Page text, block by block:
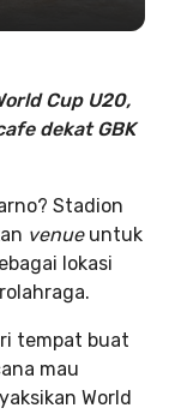
Cup U20,
dekat GBK
Stadion
venue untuk
lokasi
tempat buat
mau
World